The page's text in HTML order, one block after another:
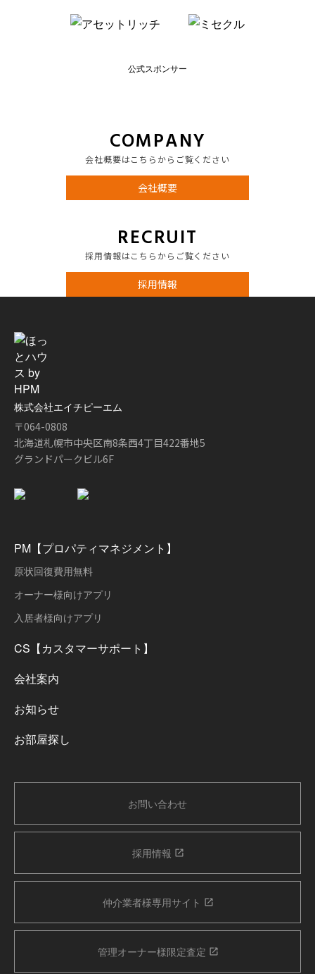
公式スポンサー
COMPANY
会社概要はこちらからご覧ください
会社概要
RECRUIT
採用情報はこちらからご覧ください
採用情報
株式会社エイチピーエム
〒064-0808
北海道札幌市中央区南8条西4丁目422番地5
グランドパークビル6F
PM【プロパティマネジメント】
原状回復費用無料
オーナー様向けアプリ
入居者様向けアプリ
CS【カスタマーサポート】
会社案内
お知らせ
お部屋探し
お問い合わせ
採用情報
仲介業者様専用サイト
管理オーナー様限定査定